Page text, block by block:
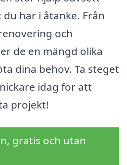
har i åtanke. Från
och
de en mängd olika
dina behov. Ta steget
idag för att
projekt!
gratis och utan